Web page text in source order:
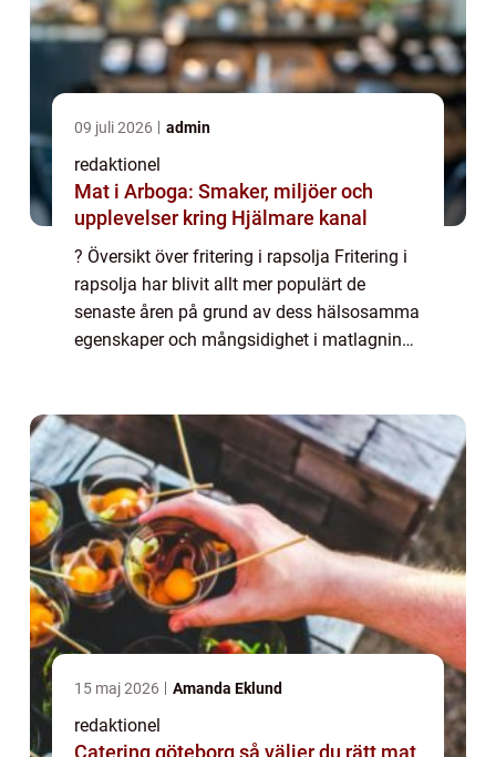
09 juli 2026 admin
redaktionel
Mat i Arboga: Smaker, miljöer och
upplevelser kring Hjälmare kanal
? Översikt över fritering i rapsolja Fritering i
rapsolja har blivit allt mer populärt de
senaste åren på grund av dess hälsosamma
egenskaper och mångsidighet i matlagning.
15 maj 2026 Amanda Eklund
redaktionel
Catering göteborg så väljer du rätt mat